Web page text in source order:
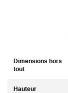
Dimensions hors
tout
Hauteur